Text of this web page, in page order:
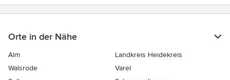
Orte in der Nähe
Alm
Landkreis Heidekreis
Walsrode
Varel